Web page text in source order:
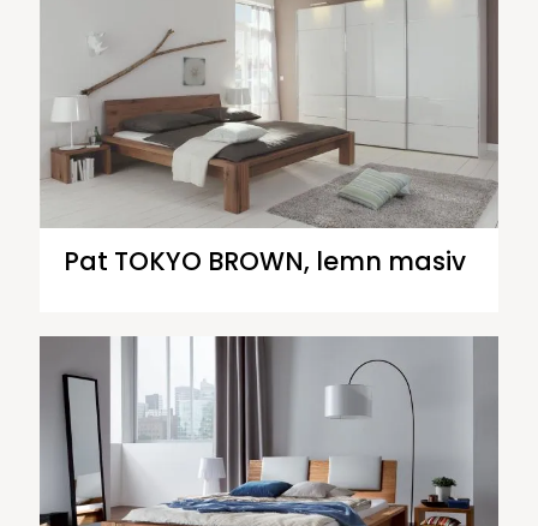
Pat TOKYO BROWN, lemn masiv